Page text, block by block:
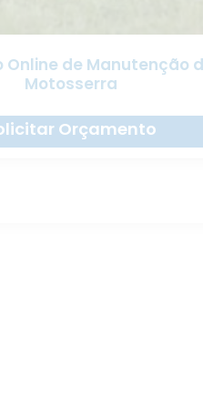
Online de Manutenção
Motosserra
Orçamento